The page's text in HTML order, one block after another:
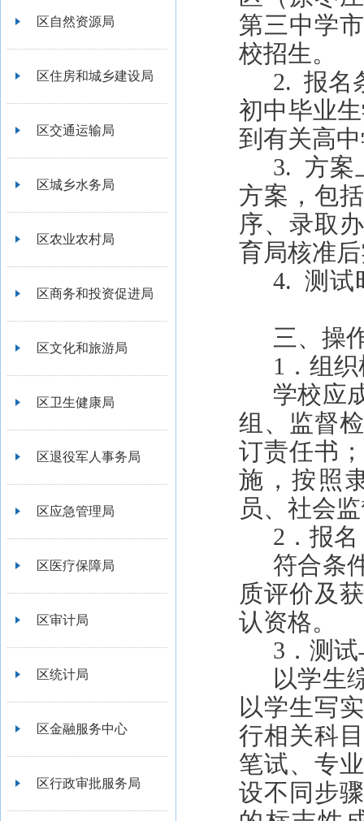
区自然资源局
区住房和城乡建设局
区交通运输局
区城乡水务局
区农业农村局
区商务和投资促进局
区文化和旅游局
区卫生健康局
区退役军人事务局
区应急管理局
区医疗保障局
区审计局
区统计局
区金融服务中心
区行政审批服务局
第三中学
校招生。
2. 报名
初中毕业生
到有关高
3. 方案
方案，包
序、录取
育局核准
4. 测试
三、操
1．组
学校应
组、监督
订责任书
施，按照
员、社会
2．报名
符合条
质评价及
认资格。
3．测
以学生
以学生写
行相关科
笔试、专
设不同步